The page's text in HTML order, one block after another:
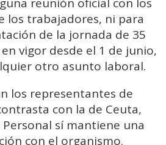
reunión oficial con los
los trabajadores, ni para
de la jornada de 35
vigor desde el 1 de junio,
otro asunto laboral.
los representantes de
con la de Ceuta,
sí mantiene una
con el organismo.